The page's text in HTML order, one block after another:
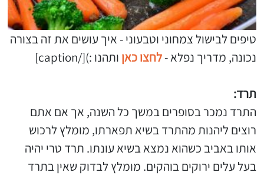
טיפים לבישול צמחוני וטבעוני - איך עושים את זה בצורה
נכונה, מדריך נפלא -לחצו כאן ותהנו :)[/caption]
תרד:
התרד נמכר בסופרים במשך כל השנה, אך אם אתם
רוצים ליהנות מהתרד בשיא תפארתו, מומלץ לרכוש
אותו באביב כשהוא נמצא בשיא עונתו. תרד טרי יהיה
בעל עלים ירוקים בוהקים. מומלץ לבדוק שאין בתרד